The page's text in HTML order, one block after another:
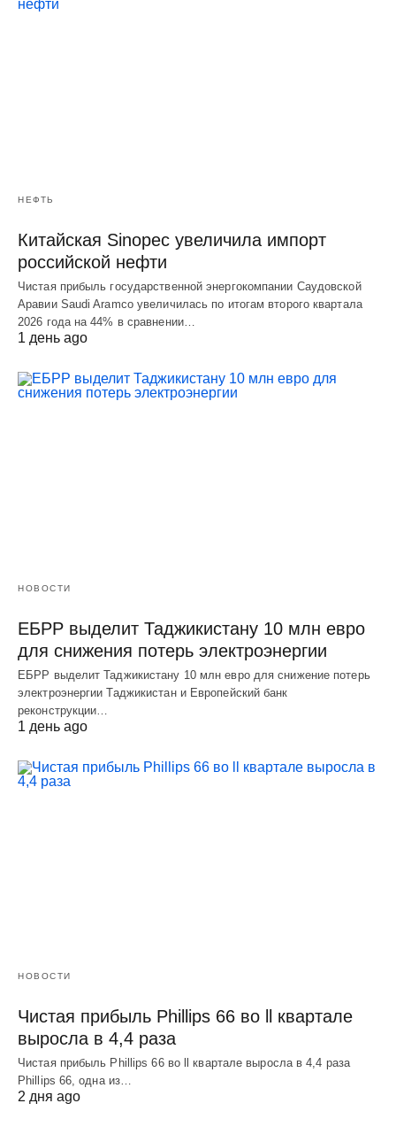
НЕФТЬ
Китайская Sinopec увеличила импорт
российской нефти
Чистая прибыль государственной энергокомпании Саудовской
Аравии Saudi Aramco увеличилась по итогам второго квартала
2026 года на 44% в сравнении…
1 день ago
НОВОСТИ
ЕБРР выделит Таджикистану 10 млн евро
для снижения потерь электроэнергии
ЕБРР выделит Таджикистану 10 млн евро для снижение потерь
электроэнергии Таджикистан и Европейский банк
реконструкции…
1 день ago
НОВОСТИ
Чистая прибыль Phillips 66 во ll квартале
выросла в 4,4 раза
Чистая прибыль Phillips 66 во ll квартале выросла в 4,4 раза
Phillips 66, одна из…
2 дня ago